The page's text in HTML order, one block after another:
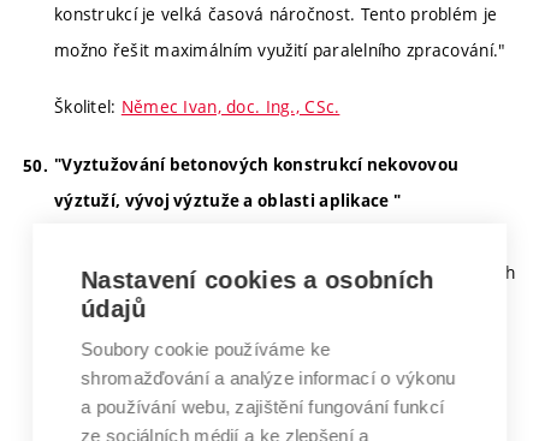
konstrukcí je velká časová náročnost. Tento problém je
možno řešit maximálním využití paralelního zpracování."
Školitel: Němec Ivan, doc. Ing., CSc.
"Vyztužování betonových konstrukcí nekovovou
výztuží, vývoj výztuže a oblasti aplikace "
různé typy výztuže pro základní případy namáhání a jejich
kombinace. Etapy: vývoj nových nekovových prvků,
teoretická část – vytvoření matematických modelů,
algoritmus návrhu."
Nastavení cookies a osobních
údajů
Soubory cookie používáme ke
shromažďování a analýze informací o výkonu
a používání webu, zajištění fungování funkcí
ze sociálních médií a ke zlepšení a